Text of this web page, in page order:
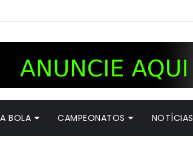
BOLA CAMPEONATOS NOTÍCIAS